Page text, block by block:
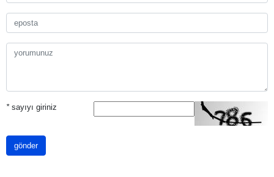
*sayıyı giriniz
gönder